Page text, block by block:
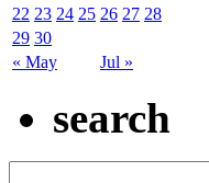
« May Jul »
22 23 24 25 26 27 28
29 30
search